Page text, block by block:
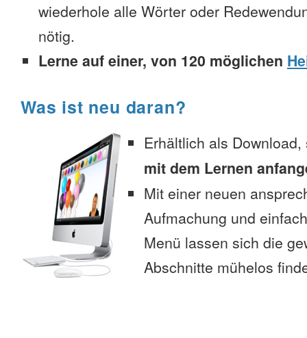
wiederhole alle Wörter oder
nötig.
Lerne auf einer, von 120 möglichen
Was ist neu daran?
Erhältlich als
mit dem Lernen
Mit einer neuen
Aufmachung und
Menü lassen sich die
Abschnitte mühelos